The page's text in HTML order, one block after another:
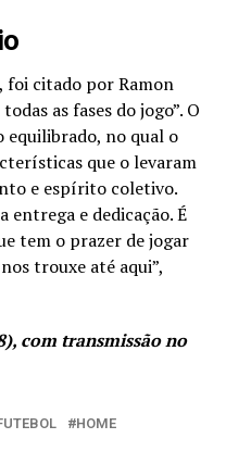
foi citado por Ramon
as fases do jogo”. O
no qual o
que o levaram
e espírito coletivo.
e dedicação. É
tem o prazer de jogar
trouxe até aqui”,
com transmissão no
HOME